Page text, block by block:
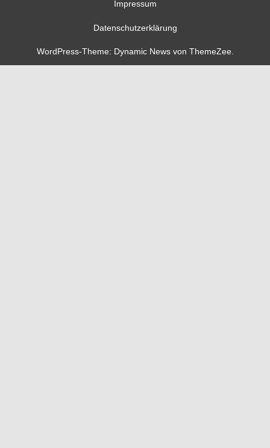
Impressum
Datenschutzerklärung
WordPress-Theme: Dynamic News von ThemeZee.